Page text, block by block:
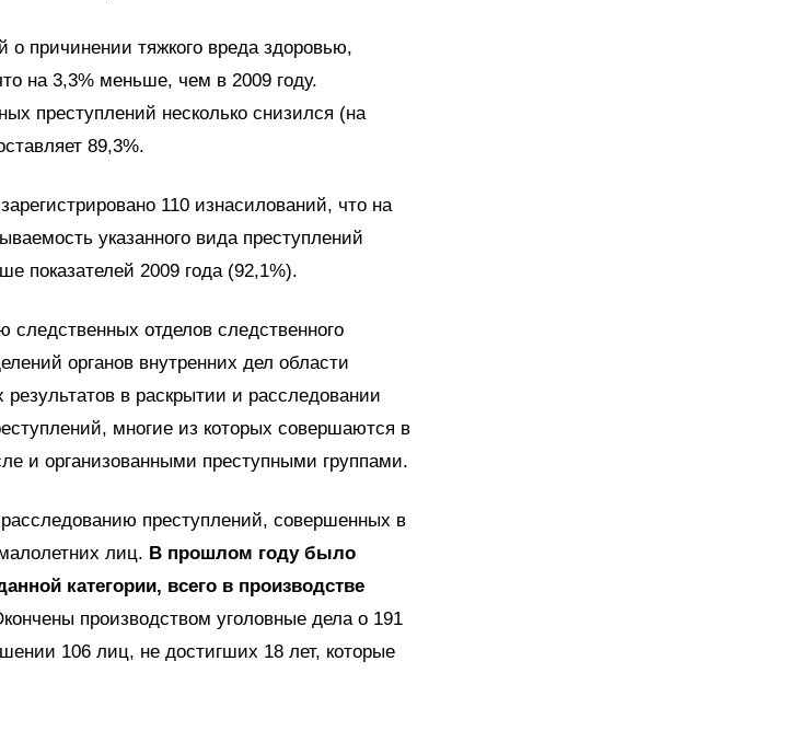
о причинении тяжкого вреда здоровью,
на 3,3% меньше, чем в 2009 году.
преступлений несколько снизился (на
89,3%.
110 изнасилований, что на
указанного вида преступлений
показателей 2009 года (92,1%).
отделов следственного
органов внутренних дел области
в раскрытии и расследовании
многие из которых совершаются в
и организованными преступными группами.
преступлений, совершенных в
лиц. В прошлом году было
категории, всего в производстве
производством уголовные дела о 191
106 лиц, не достигших 18 лет, которые